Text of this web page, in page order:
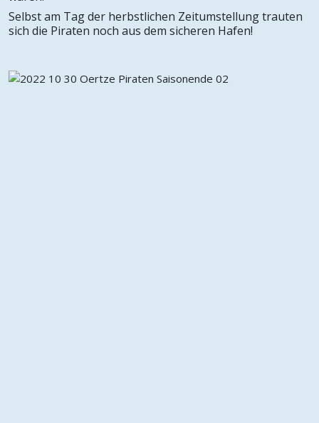
Selbst am Tag der herbstlichen Zeitumstellung trauten
sich die Piraten noch aus dem sicheren Hafen!